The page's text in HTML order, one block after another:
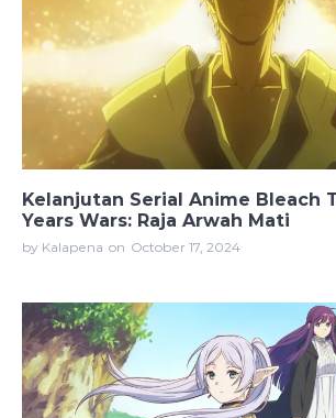
Kelanjutan Serial Anime Bleach
Years Wars: Raja Arwah Mati
by Kalapena on October 17, 2024